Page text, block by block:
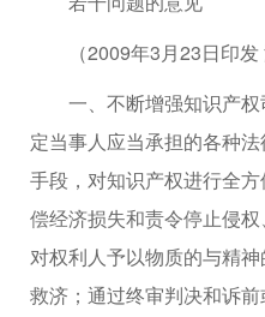
（2009年3月23日印发
一、不断增强知识产权
定当事人应当承担的各种
手段，对知识产权进行全
偿经济损失和责令停止侵
对权利人予以物质的与精
救济；通过终审判决和诉